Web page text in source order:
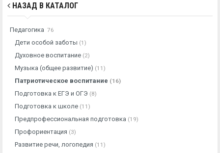
НАЗАД В КАТАЛОГ
Педагогика 76
Дети особой заботы (1)
Духовное воспитание (2)
Музыка (общее развитие) (11)
Патриотическое воспитание (16)
Подготовка к ЕГЭ и ОГЭ (8)
Подготовка к школе (11)
Предпрофессиональная подготовка (19)
Профориентация (3)
Развитие речи, логопедия (11)